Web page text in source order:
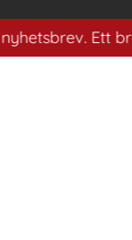
Ett bra sätt